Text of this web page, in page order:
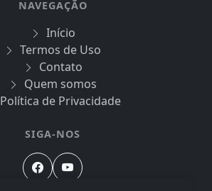
NAVEGAÇÃO
Início
Termos de Uso
Contato
Quem somos
Política de Privacidade
SIGA-NOS